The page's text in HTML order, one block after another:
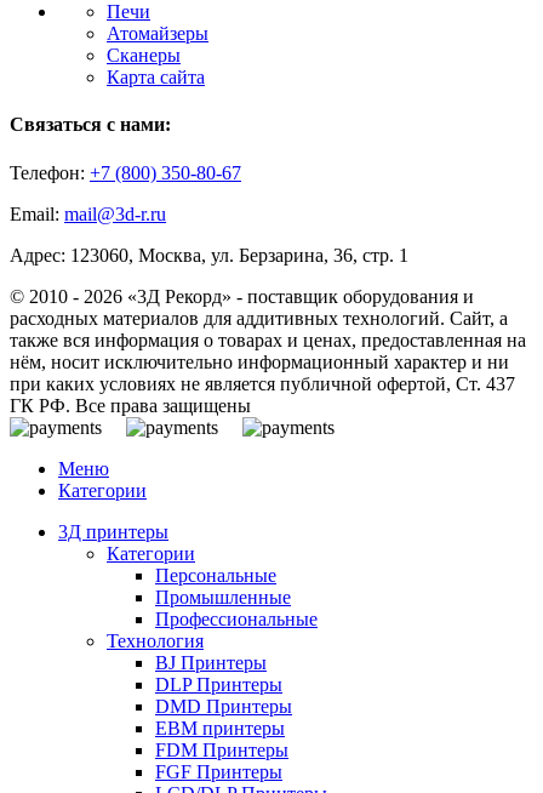
Печи
Атомайзеры
Сканеры
Карта сайта
Связаться с нами:
Телефон: +7 (800) 350-80-67
Email: mail@3d-r.ru
Адрес: 123060, Москва, ул. Берзарина, 36, стр. 1
© 2010 - 2026 «3Д Рекорд» - поставщик оборудования и
расходных материалов для аддитивных технологий. Сайт, а
также вся информация о товарах и ценах, предоставленная на
нём, носит исключительно информационный характер и ни
при каких условиях не является публичной офертой, Ст. 437
ГК РФ. Все права защищены
Меню
Категории
3Д принтеры
Категории
Персональные
Промышленные
Профессиональные
Технология
BJ Принтеры
DLP Принтеры
DMD Принтеры
EBM принтеры
FDM Принтеры
FGF Принтеры